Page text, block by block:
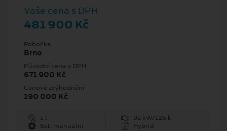
Vaše cena s DPH
481 900 Kč
Pobočka
Brno
Původní cena s DPH
671 900 Kč
Cenové zvýhodnění
190 000 Kč
1 l
92 kW/125 k
6st. manuální
Hybrid